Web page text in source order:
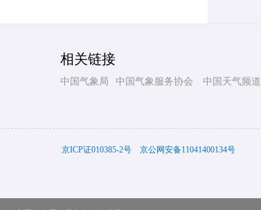
相关链接
中国气象局 中国气象服务协会 中国天气频道
京ICP证010385-2号 京公网安备11041400134号